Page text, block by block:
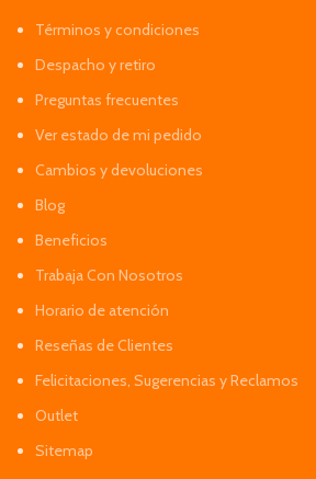
Términos y condiciones
Despacho y retiro
Preguntas frecuentes
Ver estado de mi pedido
Cambios y devoluciones
Blog
Beneficios
Trabaja Con Nosotros
Horario de atención
Reseñas de Clientes
Felicitaciones, Sugerencias y Reclamos
Outlet
Sitemap